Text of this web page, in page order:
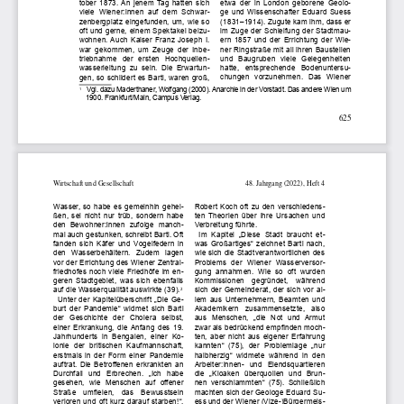
625
tober  1873.  An  jenem  Tag  hatten  sich
viele  Wiener:innen  auf  dem  Schwar-
zenbergplatz eingefunden, um, wie so
oft und gerne, einem Spektakel beizu-
wohnen.  Auch  Kaiser  Franz  Joseph  I.
war  gekommen,  um  Zeuge  der  Inbe-
triebnahme  der  ersten  Hochquellen-
wasserleitung  zu  sein.  Die  Erwartun-
gen, so schildert es Bartl, waren groß,
1 Vgl. dazu Maderthaner, Wolfgang (2000). Anarchie in der Vorstadt. Das andere Wien um
1900. Frankfurt/Main, Campus Verlag.
etwa  der  in  London  geborene  Geolo-
ge  und  Wissenschafter  Eduard  Suess
(1831–1914). Zugute kam ihm, dass er
im Zuge der Schleifung der Stadtmau-
ern  1857  und  der  Errichtung  der  Wie-
ner Ringstraße mit all ihren Baustellen
und  Baugruben  viele  Gelegenheiten
hatte,   entsprechende   Bodenuntersu-
chungen  vorzunehmen.  Das  Wiener
48. Jahrgang (2022), Heft 4
Wirtschaft und Gesellschaft
Wasser,  so  habe  es  gemeinhin  gehei-
ßen,  sei  nicht  nur  trüb,  sondern  habe
den  Bewohner:innen  zufolge  manch-
mal auch gestunken, schreibt Bartl. Oft
fanden  sich  Käfer  und  Vogelfedern  in
den   Wasserbehältern.   Zudem   lagen
vor der Errichtung des Wiener Zentral-
friedhofes  noch  viele  Friedhöfe  im  en-
geren  Stadtgebiet,  was  sich  ebenfalls
auf die Wasserqualität auswirkte (39). 2
Unter  der  Kapitelüberschrift  „Die  Ge-
burt  der  Pandemie“  widmet  sich  Bartl
der   Geschichte   der   Cholera   selbst,
einer  Erkrankung,  die  Anfang  des  19.
Jahrhunderts  in  Bengalen,  einer  Ko-
lonie  der  britischen  Kaufmannschaft,
erstmals  in  der  Form  einer  Pandemie
auftrat.  Die  Betroffenen  erkrankten  an
Durchfall  und  Erbrechen.  „Ich  habe
gesehen,  wie  Menschen  auf  offener
Straße   umfielen,   das   Bewusstsein
verloren  und  oft  kurz  darauf  starben!“,
Robert  Koch  oft  zu  den  verschiedens-
ten  Theorien  über  ihre  Ursachen  und
Verbreitung führte.
Im  Kapitel  „Diese  Stadt  braucht  et-
was  Großartiges“  zeichnet  Bartl  nach,
wie sich die Stadtverantwortlichen des
Problems  der  Wiener  Wasserversor-
gung  annahmen.  Wie  so  oft  wurden
Kommissionen    gegründet,    während
sich der Gemeinderat, der sich vor al-
lem  aus  Unternehmern,  Beamten  und
Akademikern   zusammensetzte,   also
aus  Menschen,  „die  Not  und  Armut
zwar als bedrückend empfinden moch-
ten,  aber  nicht  aus  eigener  Erfahrung
kannten“  (75),  der  Problemlage  „nur
halbherzig“ widmete  während  in  den
Arbeiter:innen-  und  Elendsquartieren
die  „Kloaken  überquollen  und  Brun-
nen  verschlammten“  (75).  Schließlich
machten sich der Geologe Eduard Su-
ess und der Wiener (Vize-)Bürgermeis-